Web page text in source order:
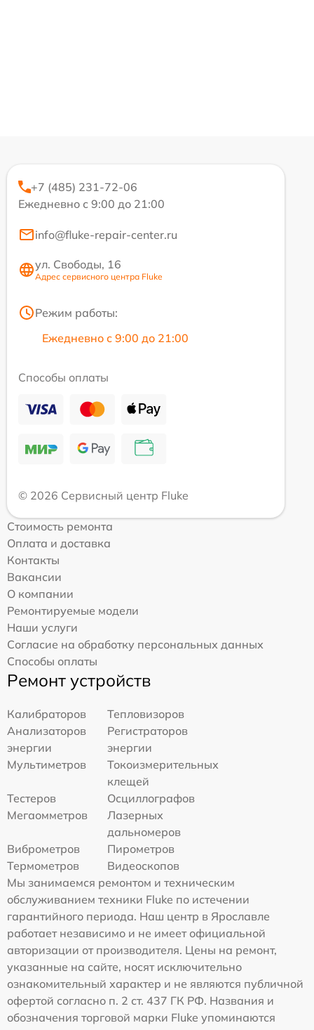
+7 (485) 231-72-06
Ежедневно с 9:00 до 21:00
info@fluke-repair-center.ru
ул. Свободы, 16
Адрес сервисного центра Fluke
Режим работы:
Ежедневно с 9:00 до 21:00
Способы оплаты
© 2026 Сервисный центр Fluke
Стоимость ремонта
Оплата и доставка
Контакты
Вакансии
О компании
Ремонтируемые модели
Наши услуги
Согласие на обработку персональных данных
Способы оплаты
Ремонт устройств
Калибраторов
Тепловизоров
Анализаторов
энергии
Регистраторов
энергии
Мультиметров
Токоизмерительных
клещей
Тестеров
Осциллографов
Мегаомметров
Лазерных
дальномеров
Виброметров
Пирометров
Термометров
Видеоскопов
Мы занимаемся ремонтом и техническим
обслуживанием техники Fluke по истечении
гарантийного периода. Наш центр в Ярославле
работает независимо и не имеет официальной
авторизации от производителя. Цены на ремонт,
указанные на сайте, носят исключительно
ознакомительный характер и не являются публичной
офертой согласно п. 2 ст. 437 ГК РФ. Названия и
обозначения торговой марки Fluke упоминаются